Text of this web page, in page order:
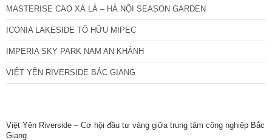
MASTERISE CAO XÀ LÁ – HÀ NỘI SEASON GARDEN
ICONIA LAKESIDE TỐ HỮU MIPEC
IMPERIA SKY PARK NAM AN KHÁNH
VIỆT YÊN RIVERSIDE BẮC GIANG
Việt Yên Riverside – Cơ hội đầu tư vàng giữa trung tâm công nghiệp Bắc
Giang